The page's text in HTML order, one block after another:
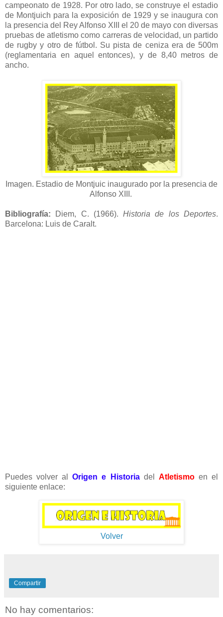
campeonato de 1928. Por otro lado, se construye el estadio
de Montjuich para la exposición de 1929 y se inaugura con
la presencia del Rey Alfonso XIII el 20 de mayo con diversas
pruebas de atletismo como carreras de velocidad, un partido
de rugby y otro de fútbol. Su pista de ceniza era de 500m
(reglamentaria en aquel entonces), y de 8,40 metros de
ancho.
Imagen. Estadio de Montjuic inaugurado por la presencia de
Alfonso XIII.
Bibliografía: Diem, C. (1966).Historia de los Deportes.
Barcelona: Luis de Caralt.
Puedes volver alOrigen e Historiadel Atletismo en el
siguiente enlace:
Volver
Compartir
No hay comentarios: